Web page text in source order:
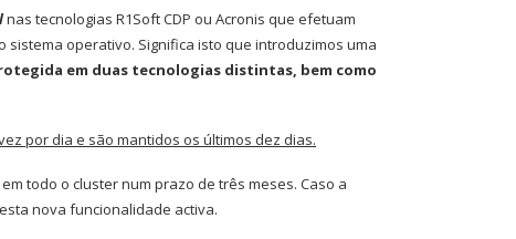
nas tecnologias R1Soft CDP ou Acronis que efetuam
operativo. Significa isto que introduzimos uma
em duas tecnologias distintas, bem como
por dia e são mantidos os últimos dez dias.
todo o cluster num prazo de três meses. Caso a
nova funcionalidade activa.